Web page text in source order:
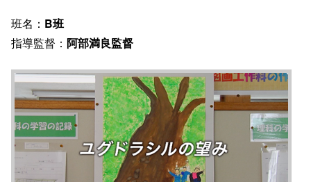
班名： B班
指導監督： 阿部満良監督